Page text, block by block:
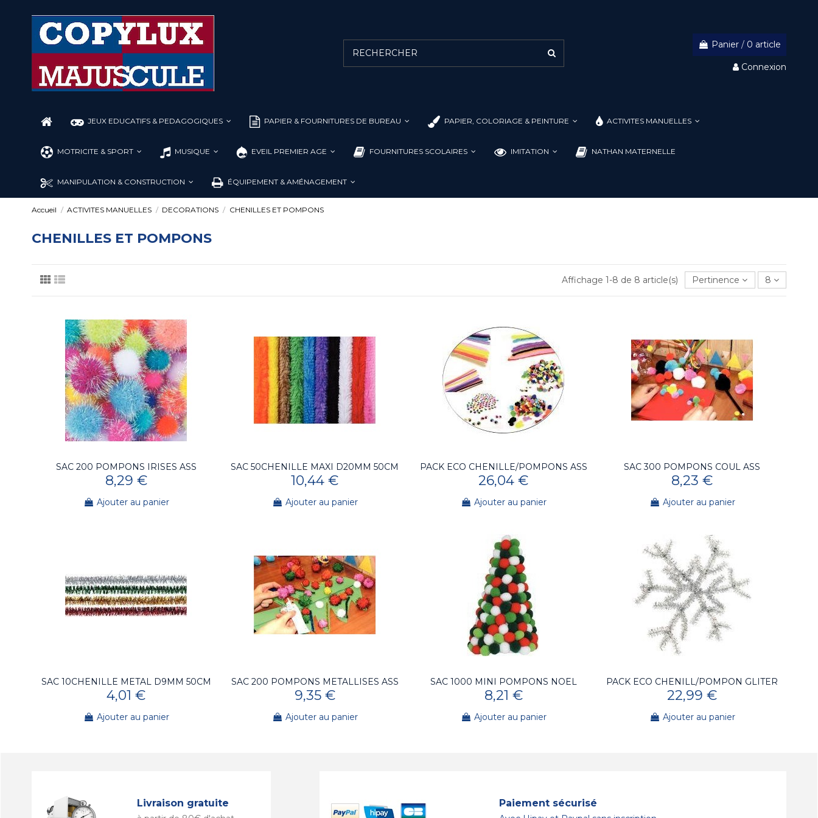
Panier / 0 article
Connexion
JEUX EDUCATIFS & PEDAGOGIQUES PAPIER & FOURNITURES DE BUREAU PAPIER, COLORIAGE & PEINTURE ACTIVITES MANUELLES
MOTRICITE & SPORT MUSIQUE EVEIL PREMIER AGE FOURNITURES SCOLAIRES IMITATION NATHAN MATERNELLE
MANIPULATION & CONSTRUCTION ÉQUIPEMENT & AMÉNAGEMENT
Accueil ACTIVITES MANUELLES DECORATIONS CHENILLES ET POMPONS
CHENILLES ET POMPONS
Affichage 1-8 de 8 article(s) Pertinence 8
SAC 200 POMPONS IRISES ASS
8,29 €
Ajouter au panier
SAC 50CHENILLE MAXI D20MM 50CM
10,44 €
Ajouter au panier
PACK ECO CHENILLE/POMPONS ASS
26,04 €
Ajouter au panier
SAC 300 POMPONS COUL ASS
8,23 €
Ajouter au panier
SAC 10CHENILLE METAL D9MM 50CM
4,01 €
Ajouter au panier
SAC 200 POMPONS METALLISES ASS
9,35 €
Ajouter au panier
SAC 1000 MINI POMPONS NOEL
8,21 €
Ajouter au panier
PACK ECO CHENILL/POMPON GLITER
22,99 €
Ajouter au panier
Livraison gratuite Paiement sécurisé